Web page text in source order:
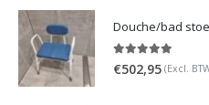
Douche/bad
€502,95 (Excl.